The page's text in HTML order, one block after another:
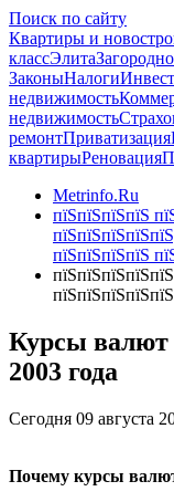
Поиск по сайту
Квартиры и
классЭлита
ЗаконыНалоги
недвижимость
недвижимость
ремонтПриватизация
квартирыРеновация
Metrinfo.Ru
пїЅпїЅпїЅпїЅ
пїЅпїЅпїЅпїЅ
Курсы валют
2003 года
Сегодня 09 августа
Почему курсы